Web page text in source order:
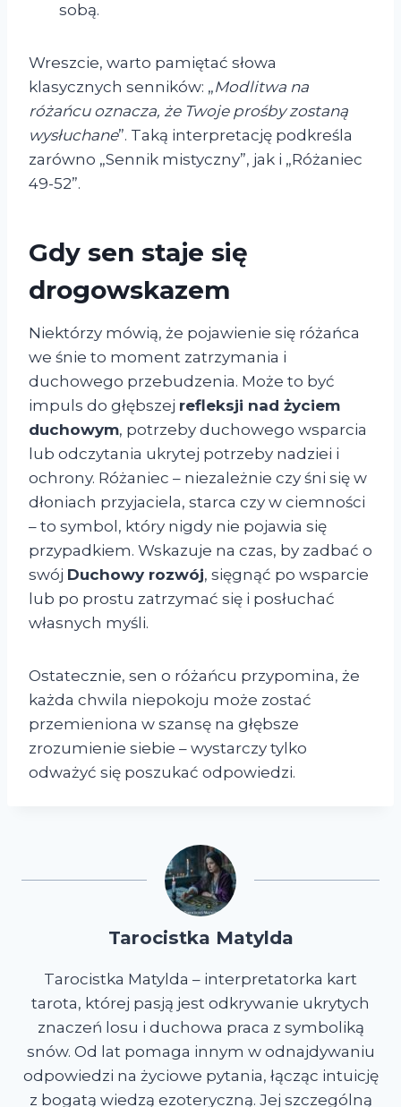
sobą.
Wreszcie, warto pamiętać słowa
klasycznych senników: „Modlitwa na
różańcu oznacza, że Twoje prośby zostaną
wysłuchane”. Taką interpretację podkreśla
zarówno „Sennik mistyczny”, jak i „Różaniec
49-52”.
Gdy sen staje się
drogowskazem
Niektórzy mówią, że pojawienie się różańca
we śnie to moment zatrzymania i
duchowego przebudzenia. Może to być
impuls do głębszej refleksji nad życiem
duchowym, potrzeby duchowego wsparcia
lub odczytania ukrytej potrzeby nadziei i
ochrony. Różaniec – niezależnie czy śni się w
dłoniach przyjaciela, starca czy w ciemności
– to symbol, który nigdy nie pojawia się
przypadkiem. Wskazuje na czas, by zadbać o
swój Duchowy rozwój, sięgnąć po wsparcie
lub po prostu zatrzymać się i posłuchać
własnych myśli.
Ostatecznie, sen o różańcu przypomina, że
każda chwila niepokoju może zostać
przemieniona w szansę na głębsze
zrozumienie siebie – wystarczy tylko
odważyć się poszukać odpowiedzi.
Tarocistka Matylda
Tarocistka Matylda – interpretatorka kart
tarota, której pasją jest odkrywanie ukrytych
znaczeń losu i duchowa praca z symboliką
snów. Od lat pomaga innym w odnajdywaniu
odpowiedzi na życiowe pytania, łącząc intuicję
z bogatą wiedzą ezoteryczną. Jej szczególną